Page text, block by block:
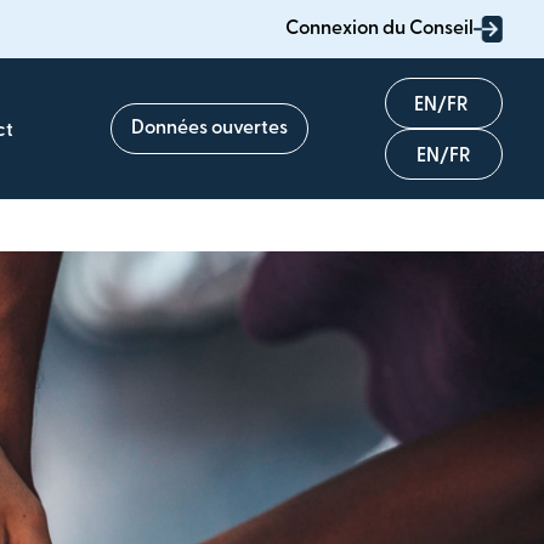
Connexion du Conseil
Données ouvertes
English
Français